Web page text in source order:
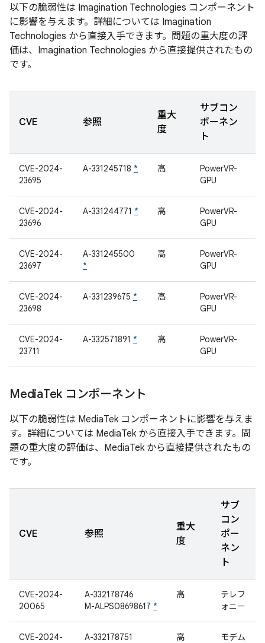
以下の脆弱性は Imagination Technologies コンポーネント
に影響を与えます。詳細については Imagination
Technologies から直接入手できます。問題の重大度の評
価は、Imagination Technologies から直接提供されたもの
です。
CVE 参照
重大
度
サブコン
ポーネン
ト
CVE-2024-
23695
A-331245718 * 高
PowerVR-
GPU
CVE-2024-
23696
A-331244771 * 高
PowerVR-
GPU
CVE-2024-
23697
A-331245500
*
高
PowerVR-
GPU
CVE-2024-
23698
A-331239675 * 高
PowerVR-
GPU
CVE-2024-
23711
A-332571891 * 高
PowerVR-
GPU
MediaTek コンポーネント
以下の脆弱性は MediaTek コンポーネントに影響を与えま
す。詳細については MediaTek から直接入手できます。問
題の重大度の評価は、MediaTek から直接提供されたもの
です。
CVE 参照
重大
度
サブ
コン
ポー
ネン
ト
CVE-2024-
20065
A-332178746
M-ALPS08698617 *
高
テレフ
ォニー
CVE-2024-
A-332178751
高 モデム